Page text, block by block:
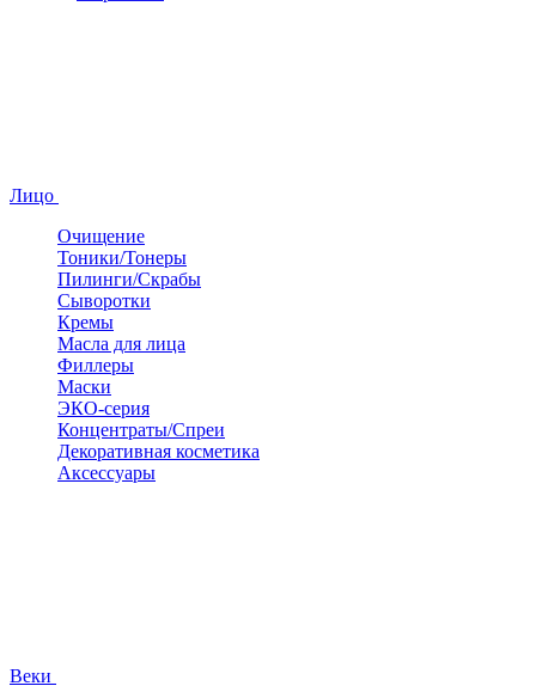
Лицо
Очищение
Тоники/Тонеры
Пилинги/Скрабы
Сыворотки
Кремы
Масла для лица
Филлеры
Маски
ЭКО-серия
Концентраты/Спреи
Декоративная косметика
Аксессуары
Веки